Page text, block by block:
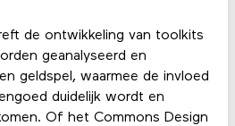
de ontwikkeling van toolkits
geanalyseerd en
geldspel, waarmee de invloed
duidelijk wordt en
Of het Commons Design